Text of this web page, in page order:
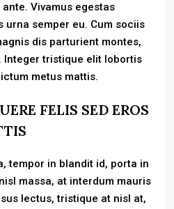
Vivamus egestas
urna semper eu. Cum sociis
dis parturient montes,
Integer tristique elit lobortis
metus mattis.
FELIS SED EROS
tempor in blandit id, porta in
massa, at interdum mauris
lectus, tristique at nisl at,